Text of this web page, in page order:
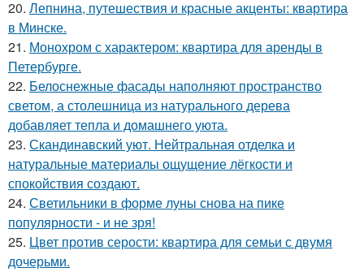
20. Лепнина, путешествия и красные акценты: квартира
в Минске.
21. Монохром с характером: квартира для аренды в
Петербурге.
22. Белоснежные фасады наполняют пространство
светом, а столешница из натурального дерева
добавляет тепла и домашнего уюта.
23. Скандинавский уют. Нейтральная отделка и
натуральные материалы ощущение лёгкости и
спокойствия создают.
24. Светильники в форме луны снова на пике
популярности - и не зря!
25. Цвет против серости: квартира для семьи с двумя
дочерьми.